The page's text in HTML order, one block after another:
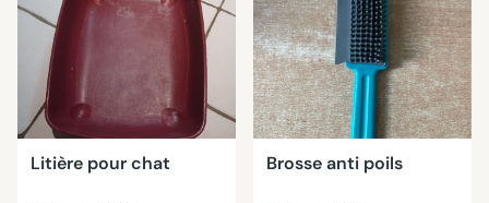
Litière pour chat Brosse anti poils